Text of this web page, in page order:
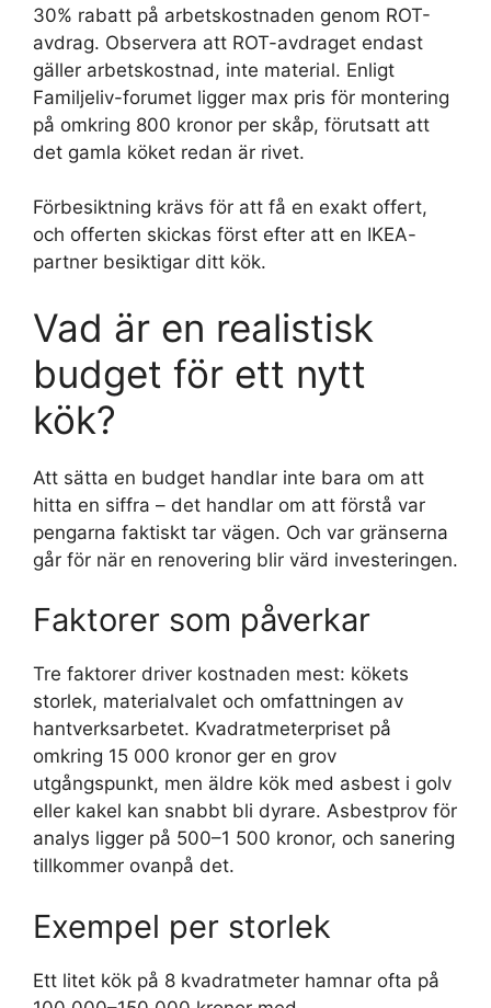
30% rabatt på arbetskostnaden genom ROT-
avdrag. Observera att ROT-avdraget endast
gäller arbetskostnad, inte material. Enligt
Familjeliv-forumet ligger max pris för montering
på omkring 800 kronor per skåp, förutsatt att
det gamla köket redan är rivet.
Förbesiktning krävs för att få en exakt offert,
och offerten skickas först efter att en IKEA-
partner besiktigar ditt kök.
Vad är en realistisk
budget för ett nytt
kök?
Att sätta en budget handlar inte bara om att
hitta en siffra – det handlar om att förstå var
pengarna faktiskt tar vägen. Och var gränserna
går för när en renovering blir värd investeringen.
Faktorer som påverkar
Tre faktorer driver kostnaden mest: kökets
storlek, materialvalet och omfattningen av
hantverksarbetet. Kvadratmeterpriset på
omkring 15 000 kronor ger en grov
utgångspunkt, men äldre kök med asbest i golv
eller kakel kan snabbt bli dyrare. Asbestprov för
analys ligger på 500–1 500 kronor, och sanering
tillkommer ovanpå det.
Exempel per storlek
Ett litet kök på 8 kvadratmeter hamnar ofta på